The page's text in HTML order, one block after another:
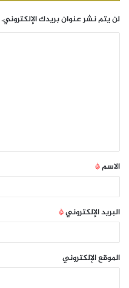
لن يتم نشر عنوان بريدك الإلكتروني.
الاسم*
البريد الإلكتروني*
الموقع الإلكتروني